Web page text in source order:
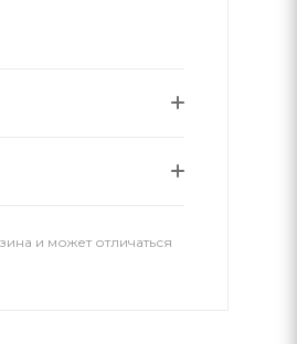
и может отличаться